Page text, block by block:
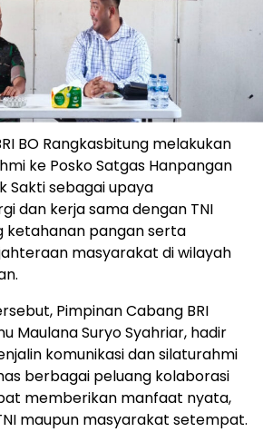
BO Rangkasbitung melakukan
ke Posko Satgas Hanpangan
Sakti sebagai upaya
dan kerja sama dengan TNI
ketahanan pangan serta
masyarakat di wilayah
Pimpinan Cabang BRI
Maulana Suryo Syahriar, hadir
komunikasi dan silaturahmi
berbagai peluang kolaborasi
memberikan manfaat nyata,
maupun masyarakat setempat.